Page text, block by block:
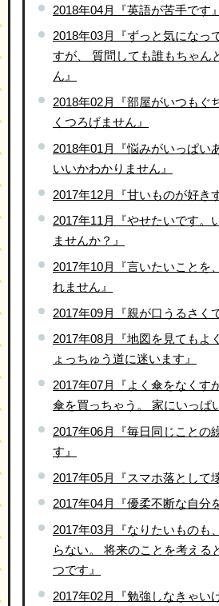
2018年04月『英語が苦手です』
2018年03月『ずっと気になっ
すが、 質問しても誰もちゃん
ん』
2018年02月『部屋がいつもぐ
くつろげません』
2018年01月『悩みがいっぱい
いいかわかりません』
2017年12月『甘いものが好き
2017年11月『やせたいです。
ませんか？』
2017年10月『言いたいことを
れません』
2017年09月『親が口うるさく
2017年08月『地図を見てもよ
ょっちゅう道に迷います』
2017年07月『よく傘をなくす
傘を買っちゃう。 家にいっぱ
2017年06月『毎日同じことの
す』
2017年05月『スマホ落として
2017年04月『優柔不断な自分
2017年03月『なりたいものも
らない。 将来のことを考える
つです』
2017年02月『勉強しなきゃい